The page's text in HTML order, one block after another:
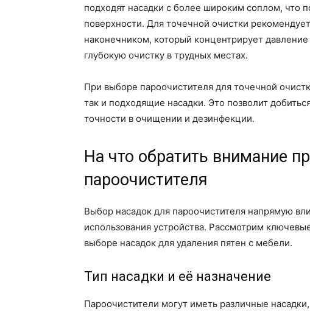
подходят насадки с более широким соплом, что
поверхности. Для точечной очистки
наконечником, который концентрирует
глубокую очистку в трудных местах.
При выборе пароочистителя для точечной
так и подходящие насадки. Это позволит
точности в очищении и дезинфекции.
На что обратить внимание
пароочистителя
Выбор насадок для пароочистителя напрямую
использования устройства. Рассмотрим
выборе насадок для удаления пятен с мебели.
Тип насадки и её назначение
Пароочистители могут иметь различные